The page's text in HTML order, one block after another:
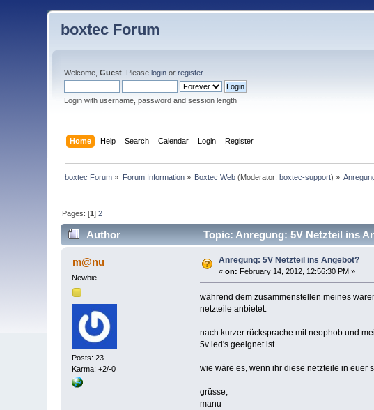
boxtec Forum
Welcome,Guest . Pleaselogin orregister.
Login with username, password and session length
Home Help Search Calendar Login Register
boxtec Forum » Forum Information» Boxtec Web (Moderator:boxtec-support) »
Pages: [1]2
Author Topic: Anregung: 5V Netzteil ins
m@nu
Newbie
Posts: 23
Karma: +2/-0
Anregung: 5V Netzteil ins Angebot?
«on: February 14, 2012, 12:56:30 PM »
während dem zusammenstellen meines
netzteile anbietet.
nach kurzer rücksprache mit neophob und
5v led's geeignet ist.
wie wäre es, wenn ihr diese netzteile in euer
grüsse,
manu